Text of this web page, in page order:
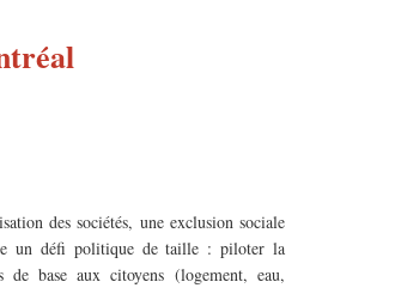
des sociétés, une exclusion sociale
un défi politique de taille : piloter la
de base aux citoyens (logement, eau,